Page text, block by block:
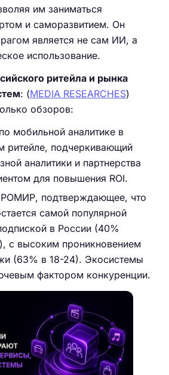
им заниматься
и саморазвитием. Он
является не сам ИИ, а
использование.
ритейла и рынка
: (MEDIA RESEARCHES)
обзоров:
мобильной аналитике в
ритейле, подчеркивающий
аналитики и партнерства
для повышения ROI.
РОМИР, подтверждающее, что
самой популярной
в России (40%
с высоким проникновением
(63% в 18-24). Экосистемы
фактором конкуренции.